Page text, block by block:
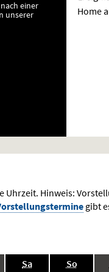
einer
unserer
Home
Hinweis:
gibt
Sa.,
So.,